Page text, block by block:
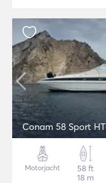
Conam 58 Sport HT
Motorjacht
58 ft
18 m